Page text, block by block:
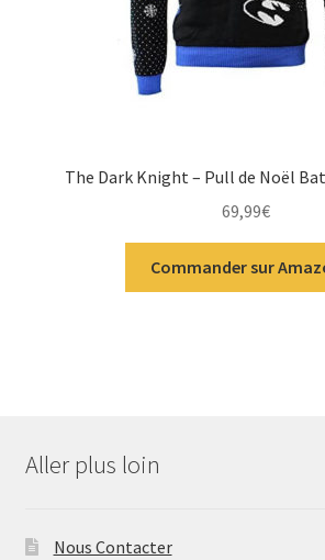
The Dark Knight – Pull de Noël
69,99€
Commander sur
Aller plus loin
Nous Contacter